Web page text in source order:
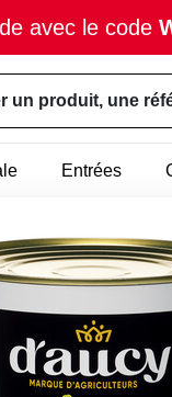
avec le code
un produit, une
Entrées